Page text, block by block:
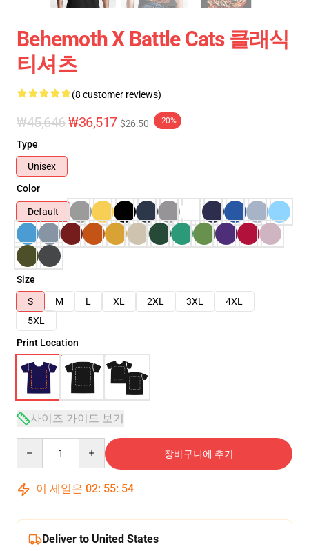
Behemoth X Battle Cats 클래식
티셔츠
(8 customer reviews)
₩45,646₩36,517 $26.50 -20%
Type
Unisex
Color
Default
Size
S
M L XL 2XL 3XL
4XL
5XL
Print Location
사이즈 가이드 보기
장바구니에 추가
이 세일은 02: 55: 53
Deliver to United States